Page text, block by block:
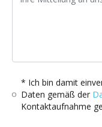
* Ich bin damit
Daten gemäß der
Kontaktaufnahme